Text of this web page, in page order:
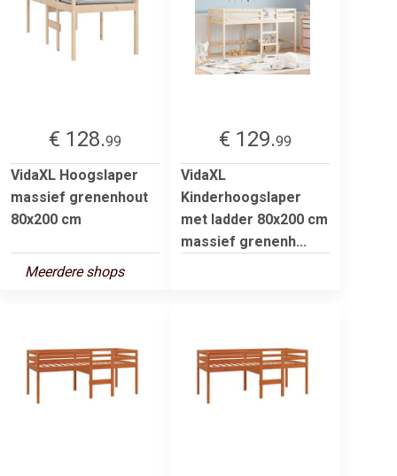
€ 128.99
VidaXL Hoogslaper
massief grenenhout
80x200 cm
Meerdere shops
€ 129.99
VidaXL
Kinderhoogslaper
met ladder 80x200 cm
massief grenenh...